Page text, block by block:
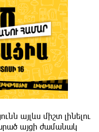
այլևս միշտ լինելու
այցի ժամանակ